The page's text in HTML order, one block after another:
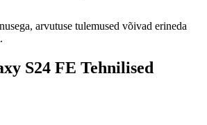
arvutuse tulemused võivad erineda
S24 FE Tehnilised